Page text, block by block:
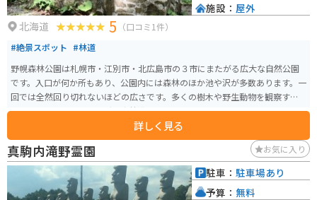
北海道 5 （口コミ1件）
#絶景スポット #林道
野幌森林公園は札幌市・江別市・北広島市の３市にまたがる広大な自然公園
です。入口が何か所もあり、公園内には森林のほか池や沢が多数あります。一
回では全然回り切れないほどの広さです。多くの樹木や野生動物を観察する
こともでき、ウオーキングや森林浴にぴったりのスポットです。
詳しく見る
施設： 屋外
真駒内滝野霊園 お気に入り
駐車： 駐車場あり
予算： 無料